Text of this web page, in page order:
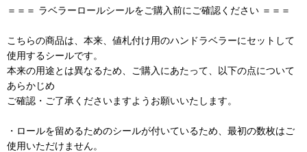
＝＝＝ ラベラーロールシールをご購入前にご確認ください ＝＝＝
こちらの商品は、本来、値札付け用のハンドラベラーにセットして
使用するシールです。
本来の用途とは異なるため、ご購入にあたって、以下の点について
あらかじめ
ご確認・ご了承くださいますようお願いいたします。
・ロールを留めるためのシールが付いているため、最初の数枚はご
使用いただけません。